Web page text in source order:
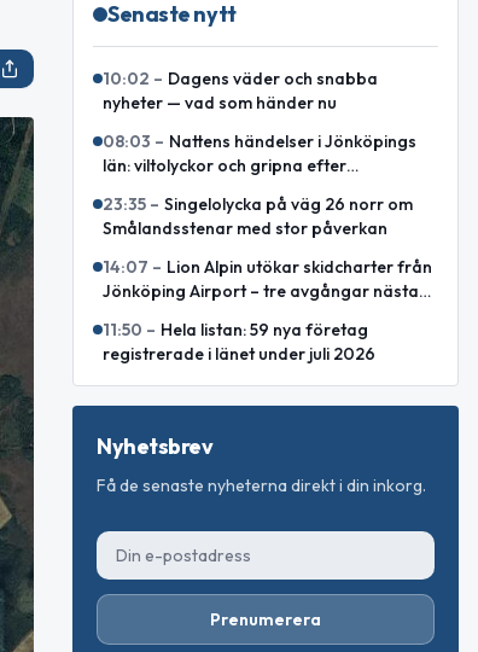
Senaste nytt
10:02 – Dagens väder och snabba
nyheter — vad som händer nu
08:03 – Nattens händelser i Jönköpings
län: viltolyckor och gripna efter
23:35 – Singelolycka på väg 26 norr om
Smålandsstenar med stor påverkan
14:07 – Lion Alpin utökar skidcharter från
Jönköping Airport – tre avgångar nästa
11:50 – Hela listan: 59 nya företag
registrerade i länet under juli 2026
Nyhetsbrev
Få de senaste nyheterna direkt i din inkorg.
Prenumerera